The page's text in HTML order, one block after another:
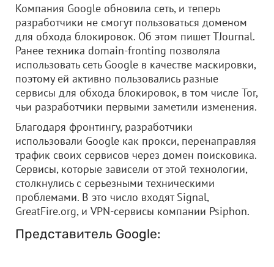
Компания Google обновила сеть, и теперь
разработчики не смогут пользоваться доменом
для обхода блокировок. Об этом пишет TJournal.
Ранее техника domain-fronting позволяла
использовать сеть Google в качестве маскировки,
поэтому ей активно пользовались разные
сервисы для обхода блокировок, в том числе Tor,
чьи разработчики первыми заметили изменения.
Благодаря фронтингу, разработчики
использовали Google как прокси, перенаправляя
трафик своих сервисов через домен поисковика.
Сервисы, которые зависели от этой технологии,
столкнулись с серьезными техническими
проблемами. В это число входят Signal,
GreatFire.org, и VPN-сервисы компании Psiphon.
Представитель Google: